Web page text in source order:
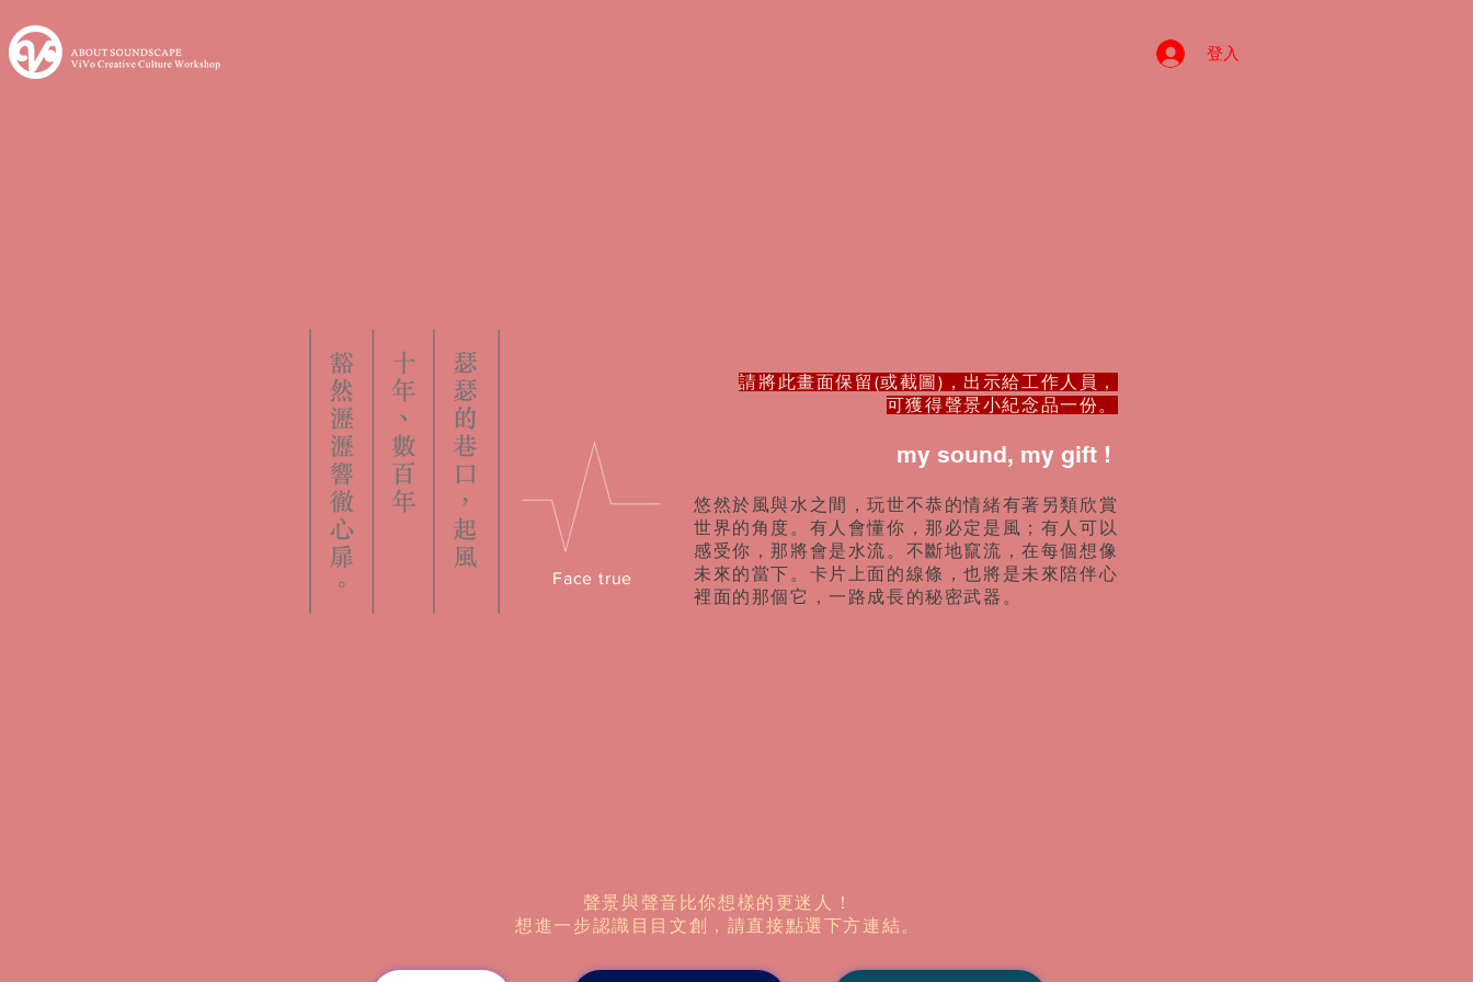
登入
Face true
請將此畫面保留(或截圖)，出示給工作人員，
可獲得聲景小紀念品一份。
my sound, my gift !
​悠然於風與水之間，玩世不恭的情緒有著另類欣賞
世界的角度。有人會懂你，那必定是風；有人可以
感受你，那將會是水流。不斷地竄流，在每個想像
未來的當下。卡片上面的線條，也將是未來陪伴心
裡面的那個它，一路成長的秘密武器。
聲景與聲音比你想樣的更迷人！
想進一步認識目目文創，請直接點選下方連結。